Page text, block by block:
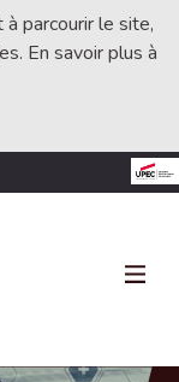
parcourir le site,
En savoir plus à